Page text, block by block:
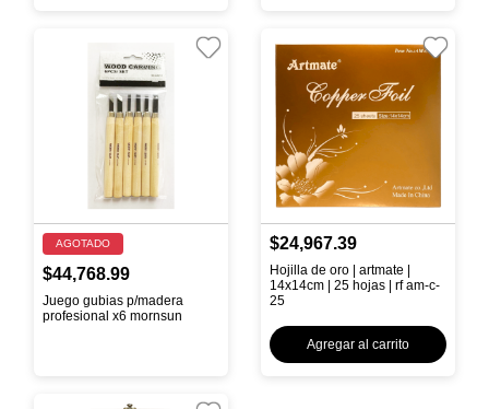
AGOTADO
$44,768.99
Juego gubias p/madera
profesional x6 mornsun
$24,967.39
Hojilla de oro | artmate |
14x14cm | 25 hojas | rf am-c-
25
Agregar al carrito